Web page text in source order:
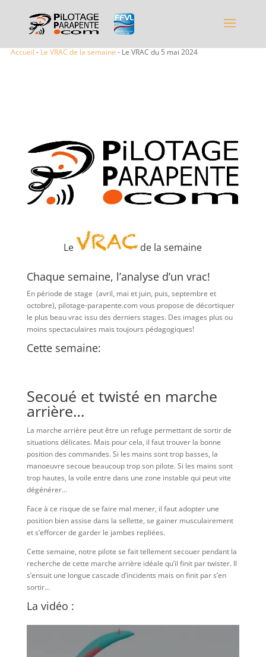
Accueil - Le VRAC de la semaine - Le VRAC du 5 mai 2024
Le de la semaine
Chaque semaine, l’analyse d’un vrac!
En période de stage (avril, mai et juin, puis, septembre et
octobre), pilotage-parapente.com vous propose de décortiquer
le plus beau vrac issu des derniers stages. Des images plus ou
moins spectaculaires mais toujours pédagogiques!
Cette semaine:
Secoué et twisté en marche
arrière…
La marche arrière peut être un refuge permettant de sortir de
situations délicates. Mais pour cela, il faut trouver la bonne
position des commandes. Si les mains sont trop basses, la
manoeuvre secoue beaucoup trop son pilote. Si les mains sont
trop hautes, la voile entre dans une zone instable qui peut vite
dégénérer…
Face à ce risque de se faire mal mener, il faut adopter une
position bien assise dans la sellette, se gainer musculairement
et s’efforcer de garder le jambes repliées.
Cette semaine, notre pilote se fait tellement secouer pendant la
recherche de cette marche arrière idéale qu’il finit par twister. Il
s’ensuit une longue cascade d’incidents mais on finit par s’en
sortir…
La vidéo :